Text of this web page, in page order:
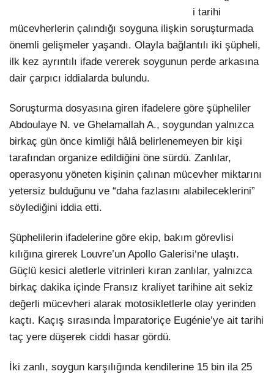
i tarihi
mücevherlerin çalındığı soyguna ilişkin soruşturmada
önemli gelişmeler yaşandı. Olayla bağlantılı iki şüpheli,
ilk kez ayrıntılı ifade vererek soygunun perde arkasına
dair çarpıcı iddialarda bulundu.
Soruşturma dosyasına giren ifadelere göre şüpheliler
Abdoulaye N. ve Ghelamallah A., soygundan yalnızca
birkaç gün önce kimliği hâlâ belirlenemeyen bir kişi
tarafından organize edildiğini öne sürdü. Zanlılar,
operasyonu yöneten kişinin çalınan mücevher miktarını
yetersiz bulduğunu ve “daha fazlasını alabileceklerini”
söylediğini iddia etti.
Şüphelilerin ifadelerine göre ekip, bakım görevlisi
kılığına girerek Louvre’un Apollo Galerisi‘ne ulaştı.
Güçlü kesici aletlerle vitrinleri kıran zanlılar, yalnızca
birkaç dakika içinde Fransız kraliyet tarihine ait sekiz
değerli mücevheri alarak motosikletlerle olay yerinden
kaçtı. Kaçış sırasında İmparatoriçe Eugénie’ye ait tarihi
taç yere düşerek ciddi hasar gördü.
İki zanlı, soygun karşılığında kendilerine 15 bin ila 25